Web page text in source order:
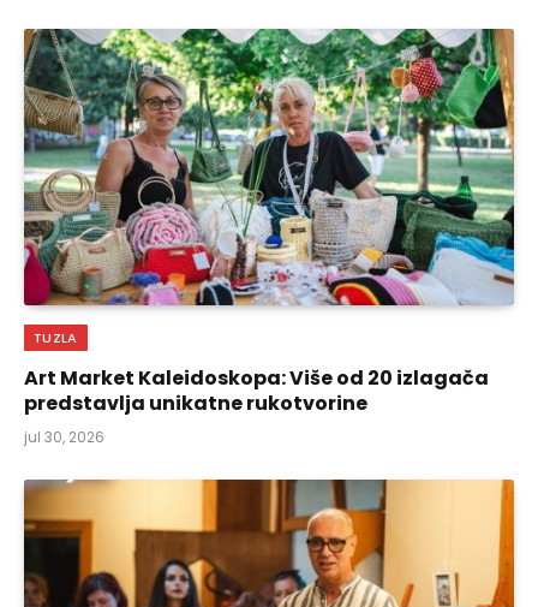
TUZLA
Art Market Kaleidoskopa: Više od 20 izlagača
predstavlja unikatne rukotvorine
jul 30, 2026